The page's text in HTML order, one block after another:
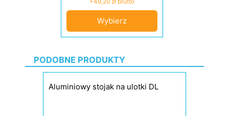
+49,20 zł brutto
Wybierz
PODOBNE PRODUKTY
Aluminiowy stojak na ulotki DL